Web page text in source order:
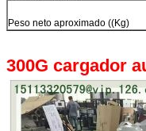
Peso neto aproximado ((Kg)
300G cargador